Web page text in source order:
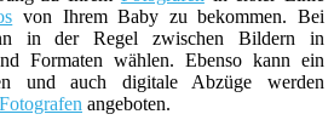
von Ihrem Baby zu bekommen. Bei
in der Regel zwischen Bildern in
Formaten wählen. Ebenso kann ein
und auch digitale Abzüge werden
Fotografen angeboten.